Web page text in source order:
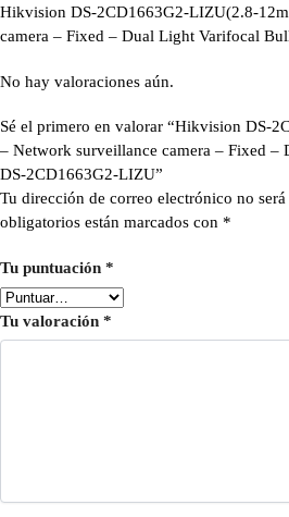
Hikvision DS-2CD1663G2-LIZU(2.8-
camera – Fixed – Dual Light Varifocal
No hay valoraciones aún.
Sé el primero en valorar “Hikvision DS-
– Network surveillance camera – Fixed
DS-2CD1663G2-LIZU”
Tu dirección de correo electrónico no
obligatorios están marcados con *
Tu puntuación *
Tu valoración *